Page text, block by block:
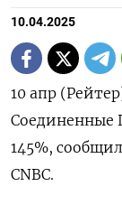
10.04.2025
10 апр
Соединенные
145%,
CNBC.